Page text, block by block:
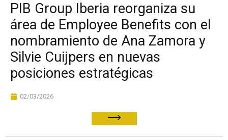
PIB Group Iberia reorganiza su
área de Employee Benefits con el
nombramiento de Ana Zamora y
Silvie Cuijpers en nuevas
posiciones estratégicas
02/03/2026